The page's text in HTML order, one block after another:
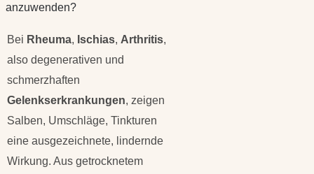
anzuwenden?
Bei Rheuma, Ischias, Arthritis,
also degenerativen und
schmerzhaften
Gelenkserkrankungen, zeigen
Salben, Umschläge, Tinkturen
eine ausgezeichnete, lindernde
Wirkung. Aus getrocknetem